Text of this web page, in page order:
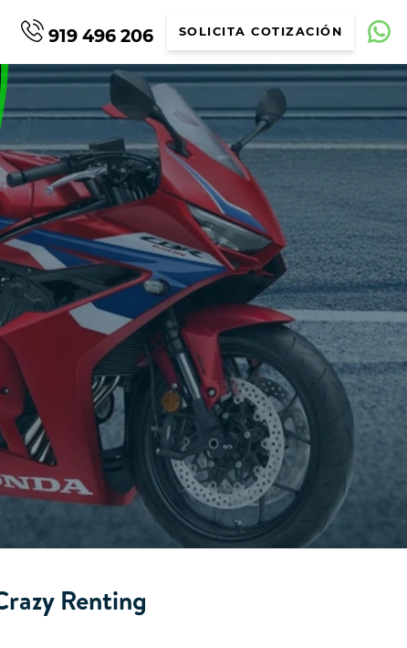
919 496 206 SOLICITA COTIZACIÓN
Renting